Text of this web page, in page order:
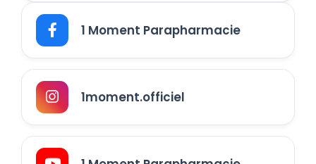
1 Moment Parapharmacie
1moment.officiel